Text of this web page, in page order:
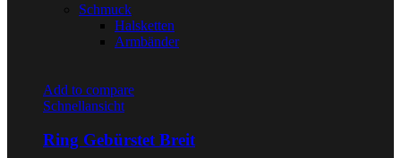
Schmuck
Halsketten
Armbänder
Add to compare
Schnellansicht
Ring Gebürstet Breit